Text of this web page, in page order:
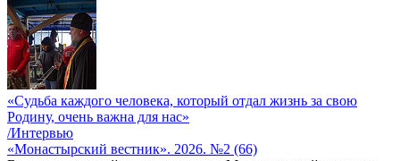
«Судьба каждого человека, который отдал жизнь за свою
Родину, очень важна для нас»
/Интервью
«Монастырский вестник». 2026. №2 (66)